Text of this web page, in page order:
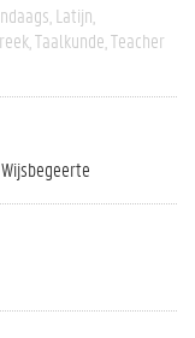
Latijn
Taalkunde Teacher